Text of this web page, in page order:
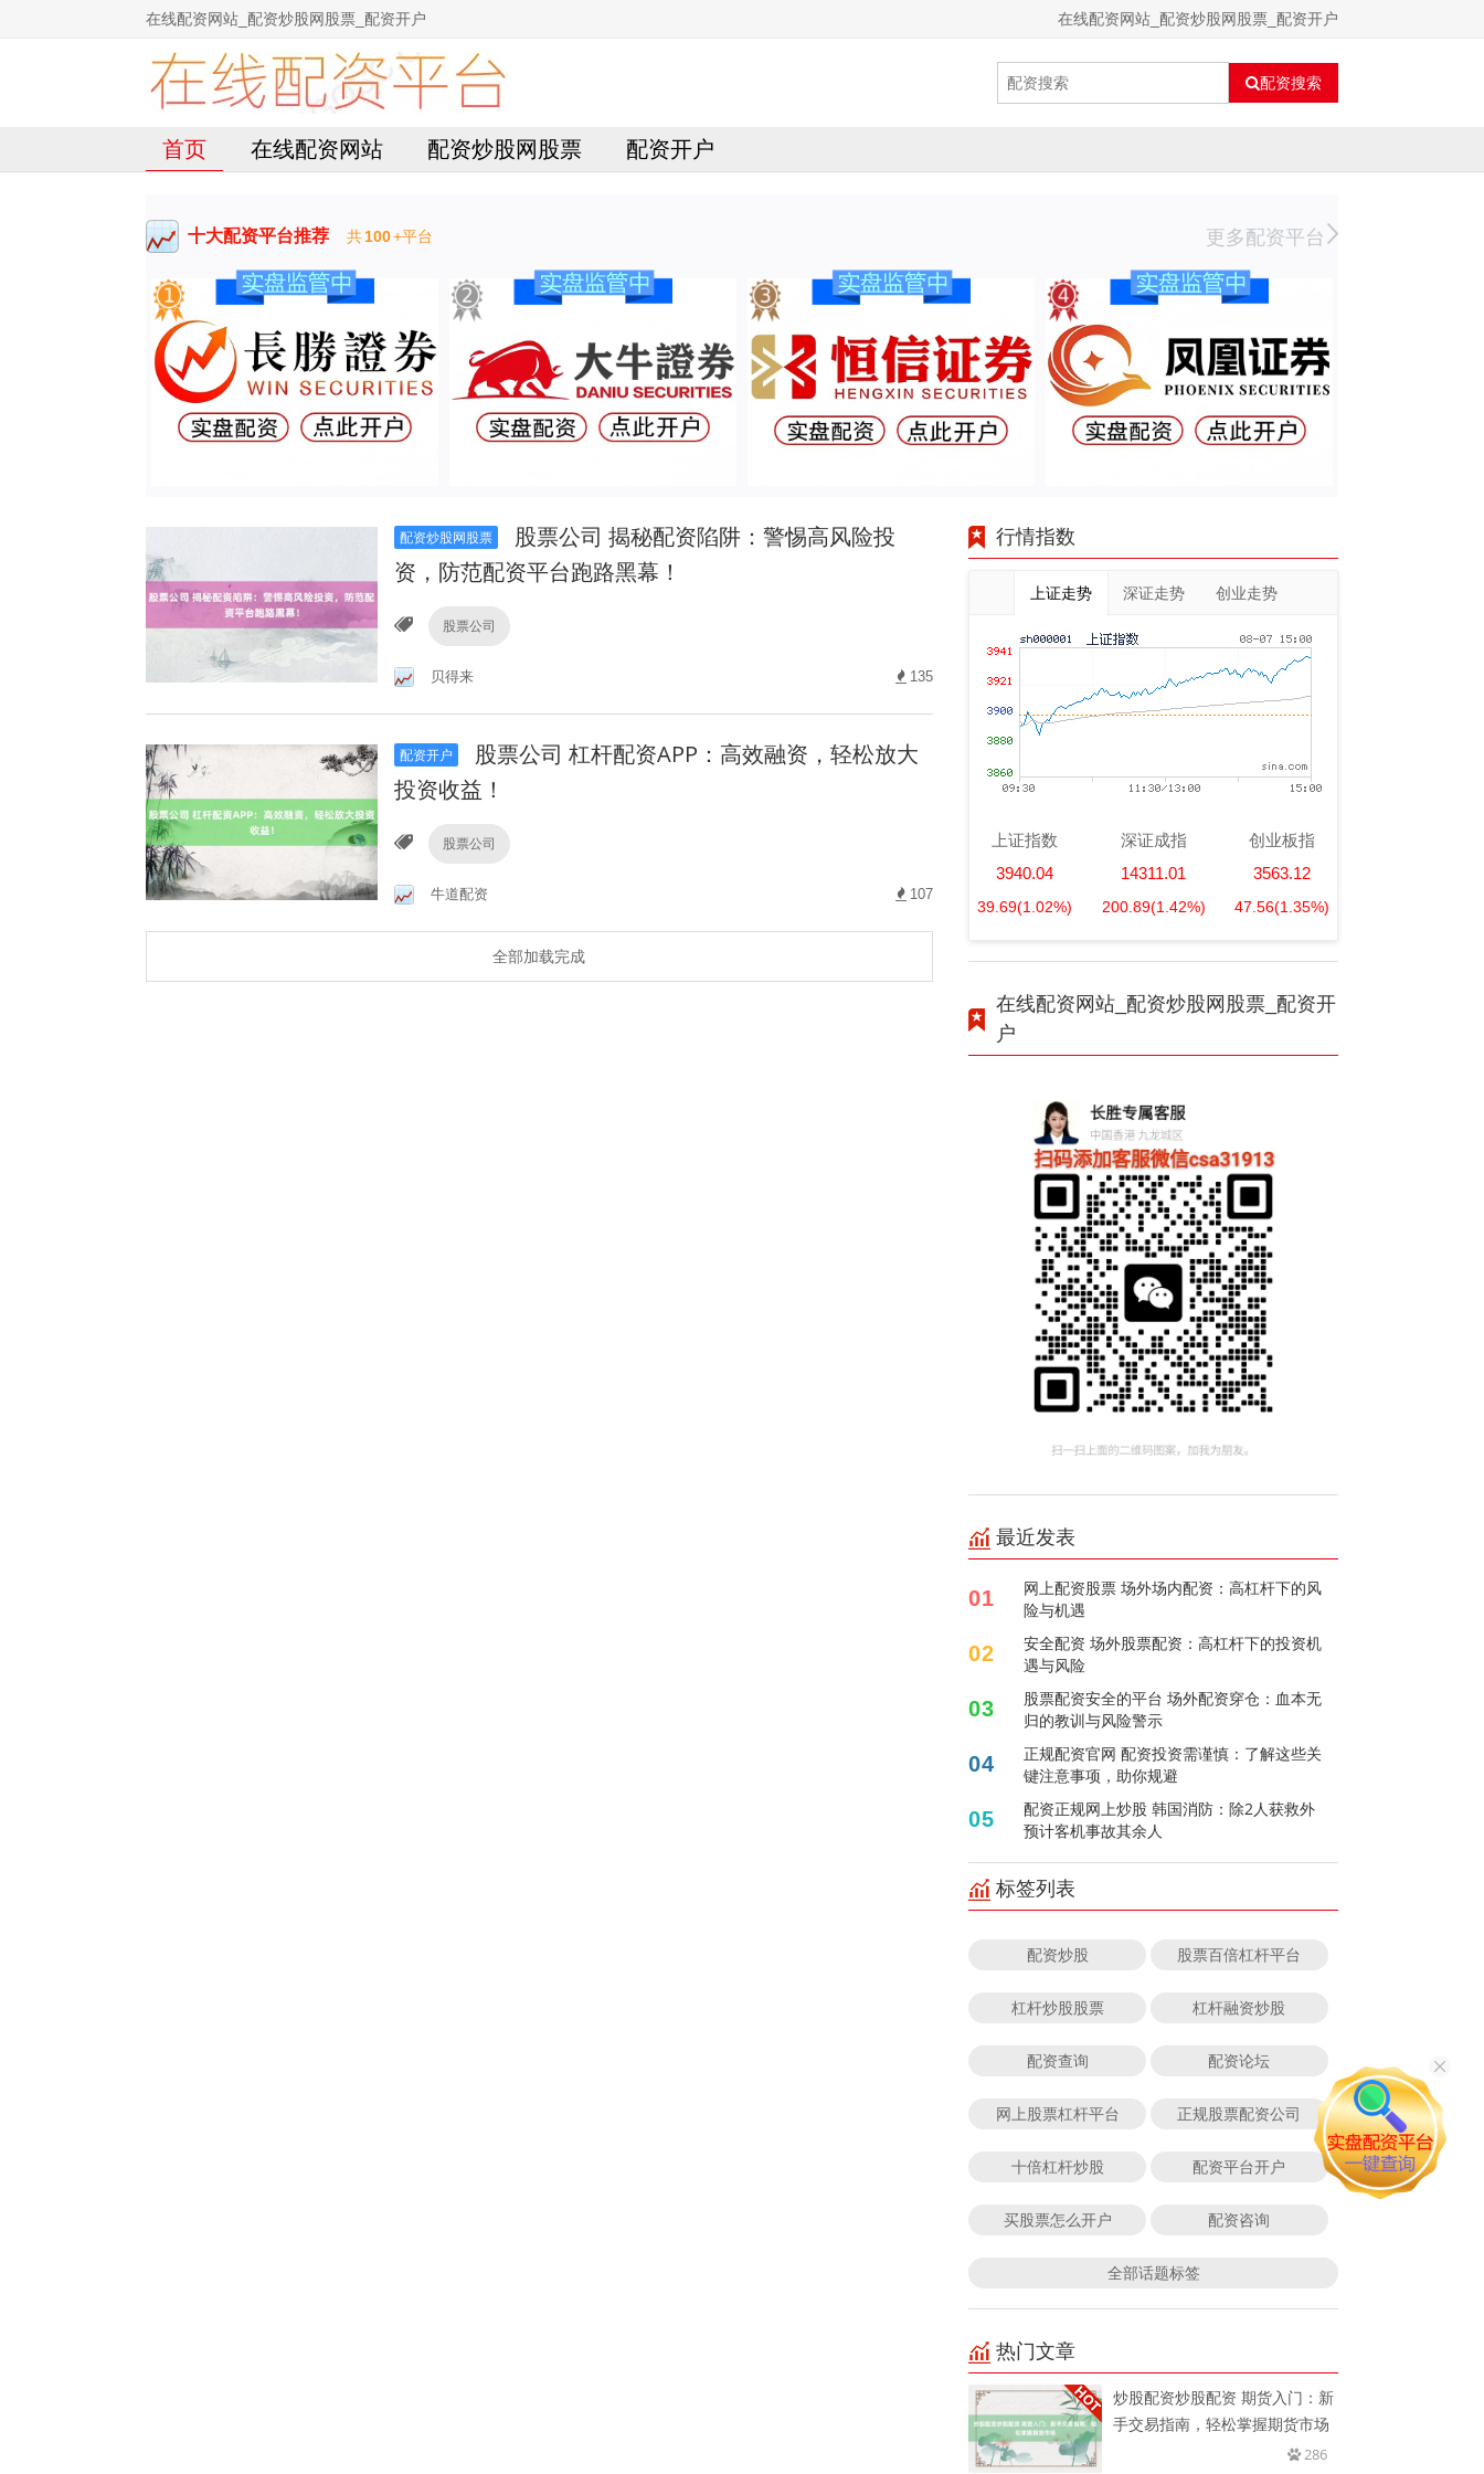
在线配资网站_配资炒股网股票_配资开户 在线配资网站_配资炒股网股票_配资开户
配资搜索
首页 在线配资网站 配资炒股网股票 配资开户
十大配资平台推荐 共100+平台 更多配资平台
配资炒股网股票
股票公司 揭秘配资陷阱：警惕高风险投
资，防范配资平台跑路黑幕！
股票公司
贝得来 135
配资开户
股票公司 杠杆配资APP：高效融资，轻松放大
投资收益！
股票公司
牛道配资 107
全部加载完成
行情指数
上证走势 深证走势 创业走势
上证指数
3940.04
39.69(1.02%)
深证成指
14311.01
200.89(1.42%)
创业板指
3563.12
47.56(1.35%)
在线配资网站_配资炒股网股票_配资开
户
最近发表
01
网上配资股票 场外场内配资：高杠杆下的风
险与机遇
02
安全配资 场外股票配资：高杠杆下的投资机
遇与风险
03
股票配资安全的平台 场外配资穿仓：血本无
归的教训与风险警示
04
正规配资官网 配资投资需谨慎：了解这些关
键注意事项，助你规避
05
配资正规网上炒股 韩国消防：除2人获救外
预计客机事故其余人
标签列表
配资炒股 股票百倍杠杆平台
杠杆炒股股票 杠杆融资炒股
配资查询 配资论坛
网上股票杠杆平台 正规股票配资公司
十倍杠杆炒股 配资平台开户
买股票怎么开户 配资咨询
全部话题标签
热门文章
炒股配资炒股配资 期货入门：新
手交易指南，轻松掌握期货市场
286